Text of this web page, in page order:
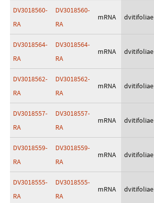
DV3018560-
RA
DV3018560-
RA
mRNA dvitifoliae
DV3018564-
RA
DV3018564-
RA
mRNA dvitifoliae
DV3018562-
RA
DV3018562-
RA
mRNA dvitifoliae
DV3018557-
RA
DV3018557-
RA
mRNA dvitifoliae
DV3018559-
RA
DV3018559-
RA
mRNA dvitifoliae
DV3018555-
RA
DV3018555-
RA
mRNA dvitifoliae